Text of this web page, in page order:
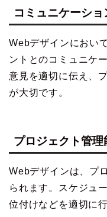
コミュニケーショ
Webデザインにおい
ントとのコミュニケ
意見を適切に伝え、
が大切です。
プロジェクト管理
Webデザインは、プ
られます。スケジュ
位付けなどを適切に